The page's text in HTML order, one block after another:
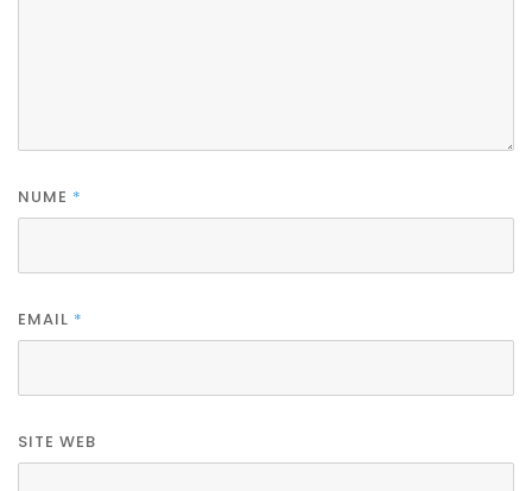
NUME *
EMAIL *
SITE WEB